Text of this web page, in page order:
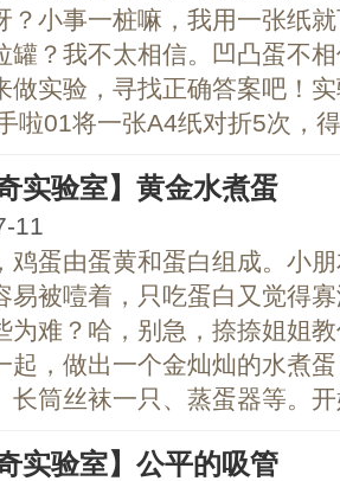
？小事一桩嘛，我用一张纸
罐？我不太相信。凹凸蛋不
做实验，寻找正确答案吧！
啦01将一张A4纸对折5次，
奇实验室】黄金水煮蛋
11
鸡蛋由蛋黄和蛋白组成。小
易被噎着，只吃蛋白又觉得
为难？哈，别急，捺捺姐姐
起，做出一个金灿灿的水煮
长筒丝袜一只、蒸蛋器等。
奇实验室】公平的吸管